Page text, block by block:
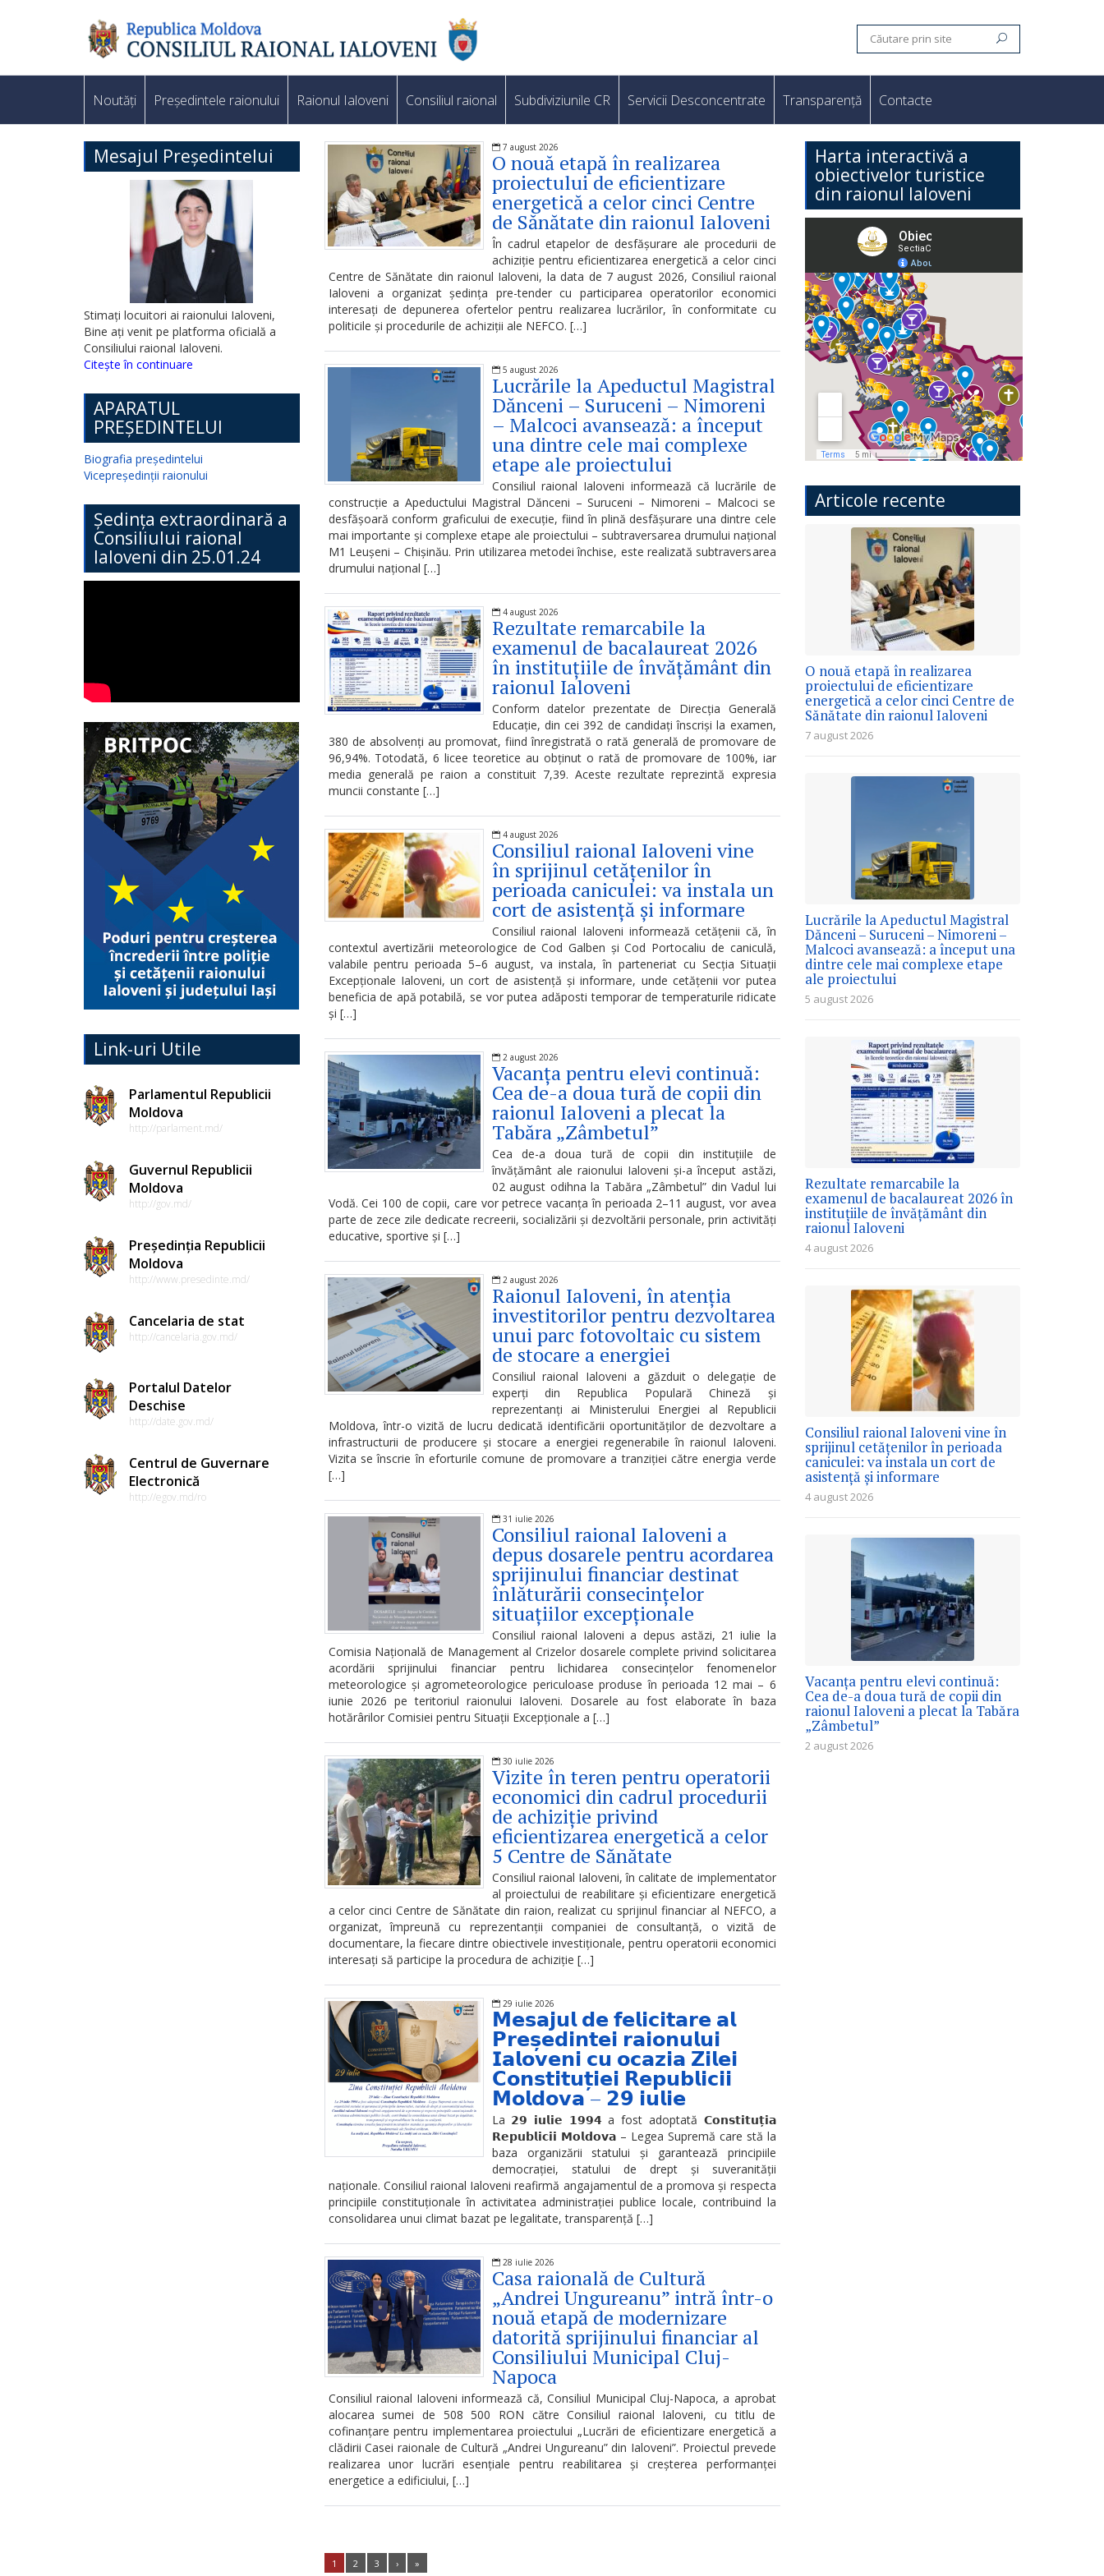
Noutăți Președintele raionului Raionul Ialoveni Consiliul raional Subdiviziunile CR Servicii Desconcentrate Transparență Contacte
Mesajul Președintelui
Stimați locuitori ai raionului Ialoveni,
Bine ați venit pe platforma oficială a
Consiliului raional Ialoveni.
Citește în continuare
APARATUL
PREȘEDINTELUI
Biografia președintelui
Vicepreședinții raionului
Ședința extraordinară a
Consiliului raional
Ialoveni din 25.01.24
Link-uri Utile
Parlamentul Republicii
Moldova
http://parlament.md/
Guvernul Republicii
Moldova
http://gov.md/
Președinția Republicii
Moldova
http://www.presedinte.md/
Cancelaria de stat
http://cancelaria.gov.md/
Portalul Datelor
Deschise
http://date.gov.md/
Centrul de Guvernare
Electronică
http://egov.md/ro
7 august 2026
O nouă etapă în realizarea
proiectului de eficientizare
energetică a celor cinci Centre
de Sănătate din raionul Ialoveni
În cadrul etapelor de desfășurare ale procedurii de
achiziție pentru eficientizarea energetică a celor cinci
Centre de Sănătate din raionul Ialoveni, la data de 7 august 2026, Consiliul raional
Ialoveni a organizat ședința pre-tender cu participarea operatorilor economici
interesați de depunerea ofertelor pentru realizarea lucrărilor, în conformitate cu
politicile și procedurile de achiziții ale NEFCO. […]
5 august 2026
Lucrările la Apeductul Magistral
Dănceni – Suruceni – Nimoreni
– Malcoci avansează: a început
una dintre cele mai complexe
etape ale proiectului
Consiliul raional Ialoveni informează că lucrările de
construcție a Apeductului Magistral Dănceni – Suruceni – Nimoreni – Malcoci se
desfășoară conform graficului de execuție, fiind în plină desfășurare una dintre cele
mai importante și complexe etape ale proiectului – subtraversarea drumului național
M1 Leușeni – Chișinău. Prin utilizarea metodei închise, este realizată subtraversarea
drumului național […]
4 august 2026
Rezultate remarcabile la
examenul de bacalaureat 2026
în instituțiile de învățământ din
raionul Ialoveni
Conform datelor prezentate de Direcția Generală
Educație, din cei 392 de candidați înscriși la examen,
380 de absolvenți au promovat, fiind înregistrată o rată generală de promovare de
96,94%. Totodată, 6 licee teoretice au obținut o rată de promovare de 100%, iar
media generală pe raion a constituit 7,39. Aceste rezultate reprezintă expresia
muncii constante […]
4 august 2026
Consiliul raional Ialoveni vine
în sprijinul cetățenilor în
perioada caniculei: va instala un
cort de asistență și informare
Consiliul raional Ialoveni informează cetățenii că, în
contextul avertizării meteorologice de Cod Galben și Cod Portocaliu de caniculă,
valabile pentru perioada 5–6 august, va instala, în parteneriat cu Secția Situații
Excepționale Ialoveni, un cort de asistență și informare, unde cetățenii vor putea
beneficia de apă potabilă, se vor putea adăposti temporar de temperaturile ridicate
și […]
2 august 2026
Vacanța pentru elevi continuă:
Cea de-a doua tură de copii din
raionul Ialoveni a plecat la
Tabăra „Zâmbetul”
Cea de-a doua tură de copii din instituțiile de
învățământ ale raionului Ialoveni și-a început astăzi,
02 august odihna la Tabăra „Zâmbetul” din Vadul lui
Vodă. Cei 100 de copii, care vor petrece vacanța în perioada 2–11 august, vor avea
parte de zece zile dedicate recreerii, socializării și dezvoltării personale, prin activități
educative, sportive și […]
2 august 2026
Raionul Ialoveni, în atenția
investitorilor pentru dezvoltarea
unui parc fotovoltaic cu sistem
de stocare a energiei
Consiliul raional Ialoveni a găzduit o delegație de
experți din Republica Populară Chineză și
reprezentanți ai Ministerului Energiei al Republicii
Moldova, într-o vizită de lucru dedicată identificării oportunităților de dezvoltare a
infrastructurii de producere și stocare a energiei regenerabile în raionul Ialoveni.
Vizita se înscrie în eforturile comune de promovare a tranziției către energia verde
[…]
31 iulie 2026
Consiliul raional Ialoveni a
depus dosarele pentru acordarea
sprijinului financiar destinat
înlăturării consecințelor
situațiilor excepționale
Consiliul raional Ialoveni a depus astăzi, 21 iulie la
Comisia Națională de Management al Crizelor dosarele complete privind solicitarea
acordării sprijinului financiar pentru lichidarea consecințelor fenomenelor
meteorologice și agrometeorologice periculoase produse în perioada 12 mai – 6
iunie 2026 pe teritoriul raionului Ialoveni. Dosarele au fost elaborate în baza
hotărârilor Comisiei pentru Situații Excepționale a […]
30 iulie 2026
Vizite în teren pentru operatorii
economici din cadrul procedurii
de achiziție privind
eficientizarea energetică a celor
5 Centre de Sănătate
Consiliul raional Ialoveni, în calitate de implementator
al proiectului de reabilitare și eficientizare energetică
a celor cinci Centre de Sănătate din raion, realizat cu sprijinul financiar al NEFCO, a
organizat, împreună cu reprezentanții companiei de consultanță, o vizită de
documentare, la fiecare dintre obiectivele investiționale, pentru operatorii economici
interesați să participe la procedura de achiziție […]
29 iulie 2026
𝗠𝗲𝘀𝗮𝗷𝘂𝗹 𝗱𝗲 𝗳𝗲𝗹𝗶𝗰𝗶𝘁𝗮𝗿𝗲 𝗮𝗹
𝗣𝗿𝗲𝘀̦𝗲𝗱𝗶𝗻𝘁𝗲𝗶 𝗿𝗮𝗶𝗼𝗻𝘂𝗹𝘂𝗶
𝗜𝗮𝗹𝗼𝘃𝗲𝗻𝗶 𝗰𝘂 𝗼𝗰𝗮𝘇𝗶𝗮 𝗭𝗶𝗹𝗲𝗶
𝗖𝗼𝗻𝘀𝘁𝗶𝘁𝘂𝘁̦𝗶𝗲𝗶 𝗥𝗲𝗽𝘂𝗯𝗹𝗶𝗰𝗶𝗶
𝗠𝗼𝗹𝗱𝗼𝘃𝗮 – 𝟮𝟵 𝗶𝘂𝗹𝗶𝗲
La 𝟮𝟵 𝗶𝘂𝗹𝗶𝗲 𝟭𝟵𝟵𝟰 a fost adoptată 𝗖𝗼𝗻𝘀𝘁𝗶𝘁𝘂𝘁̦𝗶𝗮
𝗥𝗲𝗽𝘂𝗯𝗹𝗶𝗰𝗶𝗶 𝗠𝗼𝗹𝗱𝗼𝘃𝗮 – Legea Supremă care stă la
baza organizării statului și garantează principiile
democrației, statului de drept și suveranității
naționale. Consiliul raional Ialoveni reafirmă angajamentul de a promova și respecta
principiile constituționale în activitatea administrației publice locale, contribuind la
consolidarea unui climat bazat pe legalitate, transparență […]
28 iulie 2026
Casa raională de Cultură
„Andrei Ungureanu” intră într-o
nouă etapă de modernizare
datorită sprijinului financiar al
Consiliului Municipal Cluj-
Napoca
Consiliul raional Ialoveni informează că, Consiliul Municipal Cluj-Napoca, a aprobat
alocarea sumei de 508 500 RON către Consiliul raional Ialoveni, cu titlu de
cofinanțare pentru implementarea proiectului „Lucrări de eficientizare energetică a
clădirii Casei raionale de Cultură „Andrei Ungureanu” din Ialoveni”. Proiectul prevede
realizarea unor lucrări esențiale pentru reabilitarea și creșterea performanței
energetice a edificiului, […]
1 2 3 › »
Harta interactivă a
obiectivelor turistice
din raionul Ialoveni
Articole recente
O nouă etapă în realizarea
proiectului de eficientizare
energetică a celor cinci Centre de
Sănătate din raionul Ialoveni
7 august 2026
Lucrările la Apeductul Magistral
Dănceni – Suruceni – Nimoreni –
Malcoci avansează: a început una
dintre cele mai complexe etape
ale proiectului
5 august 2026
Rezultate remarcabile la
examenul de bacalaureat 2026 în
instituțiile de învățământ din
raionul Ialoveni
4 august 2026
Consiliul raional Ialoveni vine în
sprijinul cetățenilor în perioada
caniculei: va instala un cort de
asistență și informare
4 august 2026
Vacanța pentru elevi continuă:
Cea de-a doua tură de copii din
raionul Ialoveni a plecat la Tabăra
„Zâmbetul”
2 august 2026